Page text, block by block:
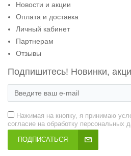
Новости и акции
Оплата и доставка
Личный кабинет
Партнерам
Отзывы
Подпишитесь! Новинки,
Нажимая на кнопку, я принимаю
согласие на обработку персональных
ПОДПИСАТЬСЯ